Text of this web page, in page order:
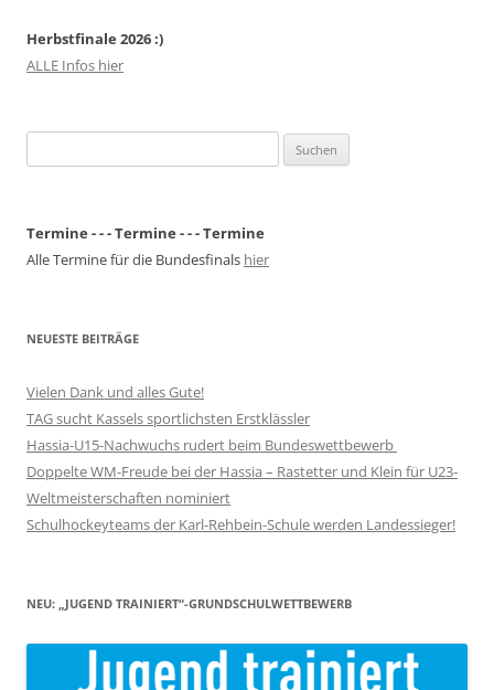
Herbstfinale 2026 :)
ALLE Infos hier
nach:
Termine - - - Termine - - - Termine
Alle Termine für die Bundesfinals hier
NEUESTE BEITRÄGE
Vielen Dank und alles Gute!
TAG sucht Kassels sportlichsten Erstklässler
Hassia-U15-Nachwuchs rudert beim Bundeswettbewerb
Doppelte WM-Freude bei der Hassia – Rastetter und Klein für U23-
Weltmeisterschaften nominiert
Schulhockeyteams der Karl-Rehbein-Schule werden Landessieger!
NEU: „JUGEND TRAINIERT“-GRUNDSCHULWETTBEWERB